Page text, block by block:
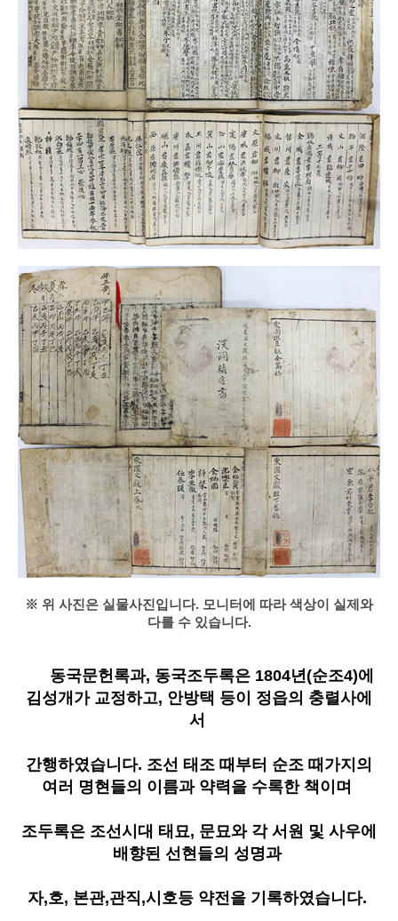
※ 위 사진은 실물사진입니다. 모니터에 따라 색상이 실제와
다를 수 있습니다.
동국문헌록과, 동국조두록은 1804년(순조4)에
김성개가 교정하고, 안방택 등이 정읍의 충렬사에
서
간행하였습니다. 조선 태조 때부터 순조 때가지의
여러 명현들의 이름과 약력을 수록한 책이며
조두록은 조선시대 태묘, 문묘와 각 서원 및 사우에
배향된 선현들의 성명과
자,호, 본관,관직,시호등 약전을 기록하였습니다.